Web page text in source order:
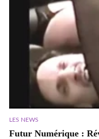
LES NEWS
Futur Numérique :